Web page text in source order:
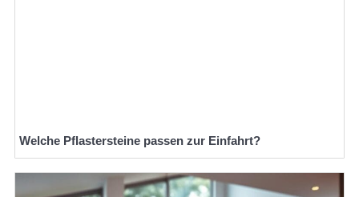
Welche Pflastersteine passen zur Einfahrt?